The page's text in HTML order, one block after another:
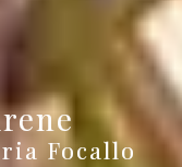
Focallo